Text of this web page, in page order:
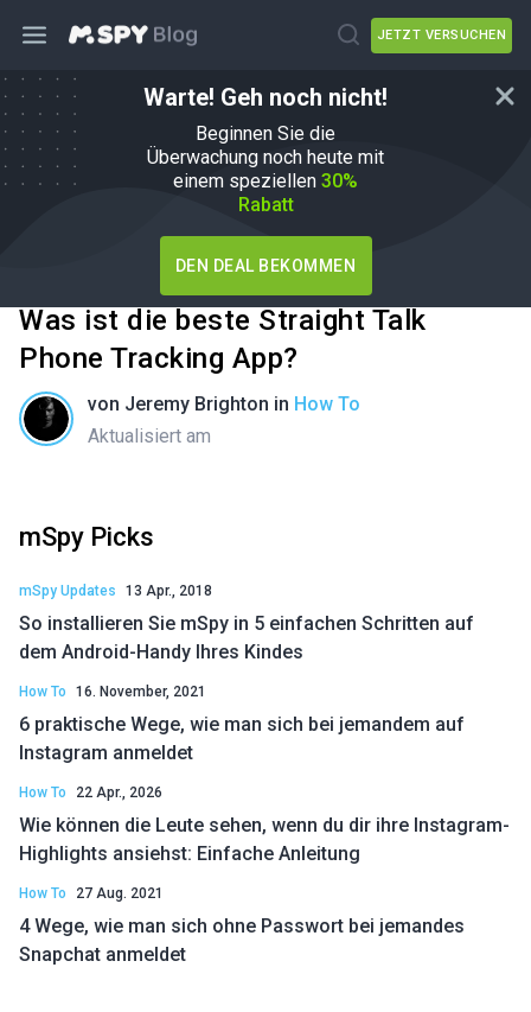
JETZT VERSUCHEN
Warte! Geh noch nicht!
Beginnen Sie die
Überwachung noch heute mit
einem speziellen 30%
Rabatt
DEN DEAL BEKOMMEN
Was ist die beste Straight Talk
Phone Tracking App?
von Jeremy Brighton in How To
Aktualisiert am
mSpy Picks
mSpy Updates 13 Apr., 2018
So installieren Sie mSpy in 5 einfachen Schritten auf
dem Android-Handy Ihres Kindes
How To 16. November, 2021
6 praktische Wege, wie man sich bei jemandem auf
Instagram anmeldet
How To 22 Apr., 2026
Wie können die Leute sehen, wenn du dir ihre Instagram-
Highlights ansiehst: Einfache Anleitung
How To 27 Aug. 2021
4 Wege, wie man sich ohne Passwort bei jemandes
Snapchat anmeldet